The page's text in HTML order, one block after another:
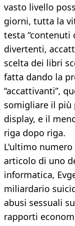
vasto livello
giorni, tutta la
testa “contenuti
divertenti,
scelta dei libri
fatta dando la
“accattivanti”,
somigliare il più
display, e il
riga dopo riga.
L'ultimo numero
articolo di uno
informatica,
miliardario
abusi sessuali
rapporti